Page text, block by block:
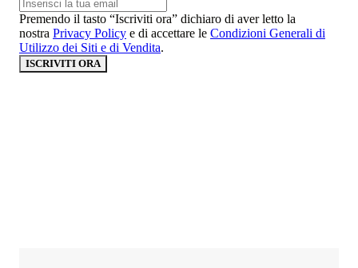
Premendo il tasto “Iscriviti ora” dichiaro di aver letto la
nostra Privacy Policy e di accettare le Condizioni Generali di
Utilizzo dei Siti e di Vendita.
ISCRIVITI ORA